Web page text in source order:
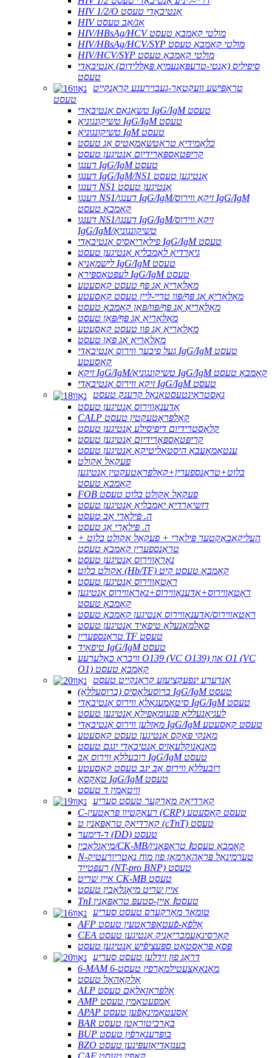
HIV 1/2/O אַנטיבאָדי טעסט
HIV אַג/אַב טעסט
HIV/HBsAg/HCV מולטי קאָמבאָ טעסט
HIV/HBsAg/HCV/SYP מולטי קאָמבאָ טעסט
HIV/HCV/SYP מולטי קאָמבאָ טעסט
סיפיליס (אַנטי-טרעפּאָנעמיאַ פּאַללידום) אַנטיבאָדי
טעסט
טראָפּישע וועקטאָר-געבוירענע קראַנקייט
טעסט
טשאַגאַס אַנטיבאָדי IgG/IgM טעסט
טשיקונגוניאַ IgG/IgM טעסט
טשיקונגוניאַ IgM טעסט
כלאַמידיאַ טראַטשאָמאַטיס אַג טעסט
קריפּטאָספּאָרידיום אַנטיגען טעסט
דענגו IgG/IgM טעסט
דענגו IgG/IgM/NS1 אַנטיגען טעסט
דענגו NS1 אַנטיגען טעסט
דענגו NS1/דענגו IgG/IgM/זיקאַ ווירוס IgG/IgM
קאָמבאָ טעסט
דענגו NS1/דענגו IgG/IgM/זיקאַ ווירוס
IgG/IgM/טשיקונגוניאַ
פילאַריאַסיס אַנטיבאָדי IgG/IgM טעסט
גיאַרדיאַ לאַמבליאַ אַנטיגען טעסט
לישמאַניאַ IgG/IgM טעסט
לעפּטאָספּיראַ IgG/IgM טעסט
מאַלאַריאַ אַג פּף טעסט קאַסעטע
מאַלאַריאַ אַג פּף/פּוו טריי-ליין טעסט קאַסעטע
מאַלאַריאַ אַג פּף/פּוו/פּאַן קאָמבאָ טעסט
מאַלאַריאַ אַג פּף/פּאַן טעסט
מאַלאַריאַ אַג פּוו טעסט קאַסעטע
מאַלאַריאַ אַג פּאַן טעסט
געל פיבער ווירוס אַנטיבאָדי IgG/IgM טעסט
קאַסעטע
זיקאַ IgG/IgM/טשיקונגוניאַ IgG/IgM קאָמבאָ טעסט
זיקאַ ווירוס אַנטיבאָדי IgG/IgM טעסט
גאַסטראָינטעסטאַנאַל קרענק טעסט
אַדענאָווירוס אַנטיגען טעסט
CALP קאַלפּראָטעקטין טעסט
קלאָסטרידיום דיפיסילע אַנטיגען טעסט
קריפּטאָספּאָרידיום אַנטיגען טעסט
ענטאַמאָעבאַ היסטאָליטיקאַ אַנטיגען טעסט
פעקאַל אָקולט
בלוט+טראַנספערין+קאַלפּראָטעקטין אַנטיגען
קאָמבאָ טעסט
FOB פעקאַל אָקולט בלוט טעסט
דזשיאַרדיאַ יאַמבליאַ אַנטיגען טעסט
ה. פּילאָרי אַב טעסט
ה. פּילאָרי אַג טעסט
העליקאָבאַקטער פּילאָרי + פעקאַל אָקולט בלוט +
טראַנספערין קאָמבאָ טעסט
נאָראָווירוס אַנטיגען טעסט
אקולט בלוט (Hb/TF) קאָמבאָ טעסט קיט
ראָטאַווירוס אַנטיגען טעסט
ראָטאַווירוס+אַדענאָווירוס+נאָראָווירוס אַנטיגען
קאָמבאָ טעסט
ראָטאַווירוס/אַדענאָווירוס אַנטיגען קאָמבאָ טעסט
סאַלמאָנעלאַ טיפאָיד אַנטיגען טעסט
טראַנספערין TF טעסט
טיפאָיד IgG/IgM טעסט
וויבראָ כאָלערעע O139 (VC O139) און O1 (VC
O1) קאָמבאָ טעסט
אַנדערע ינפעקציעזע קראַנקייט טעסט
ברוסעלאָסיס (ברוסעללאַ) IgG/IgM טעסט
סיטאָמעגאַלאָ ווירוס אַנטיבאָדי IgG/IgM טעסט
לעגיאָנעללאַ פּנעומאָפילאַ אַנטיגען טעסט
מאַזלען ווירוס אַנטיבאָדי IgG/IgM טעסט קאַסעטע
מאַנקי פּאָקס אַנטיגען טעסט קאַסעטע
מאָנאָנוקלעאָזיס אַנטיבאָדי יגגם טעסט
רובעללאַ ווירוס אַב IgG/IgM טעסט
רובעללאַ ווירוס אַב יגב טעסט קאַסעטע
טאָקסאָ IgG/IgM טעסט
וויטאַמין ד טעסט
קאַרדיאַק מאַרקער טעסט סעריע
C-רעאַקטיוו פּראָטעין (CRP) טעסט קאַסעטע
קאַרדיאַק טראָפּאָנין ט (cTnT) טעסט
ד-דימער (DD) טעסט
מיאָגלאָבין/CK-MB/טראָפּאָנין Ⅰקאָמבאָ טעסט
N-טערמינאַל פּראָהאָרמאָן פון מוח נאַטריורעטיק
רעפּטייד (NT-pro BNP) טעסט
איין שריט CK-MB טעסט
איין שריט מיאָגלאָבין טעסט
TnI איין-סטעפּ טראָפּאָנין Ⅰטעסט
טומאָר מאַרקערס טעסט סעריע
AFP אַלפֿאַ-פֿעטאָפּראָטעין טעסט
CEA קאַרסינאָעמבריאָניק אַנטיגען טעסט
פּסאַ פּראָסטאַט ספּעציפֿיש אַנטיגען טעסט
דראָג פון זידלען טעסט סעריע
6-MAM 6-מאָנאָאַצעטילמאָרפין טעסט
אַלקאָהאָל טעסט
ALP אַלפּראַזאָלאַם טעסט
AMP אַמפעטאַמין טעסט
APAP אַסעטאַמינאָפֿען טעסט
BAR באַרביטוראַטן טעסט
BUP בופּרענאָרפֿין טעסט
BZO בענזאָדיאַזעפּינען טעסט
CAF קאַפין טעסט